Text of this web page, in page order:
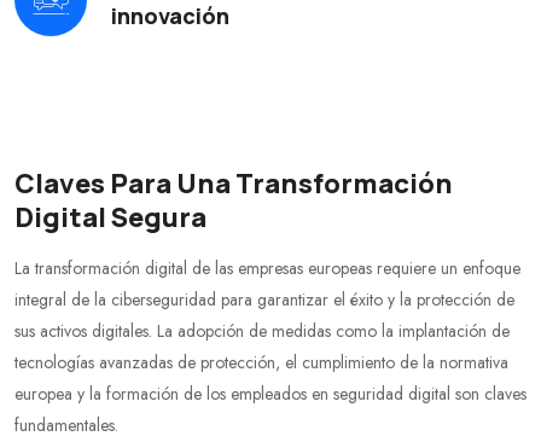
innovación
Claves Para Una Transformación
Digital Segura
La transformación digital de las empresas europeas requiere un enfoque
integral de la ciberseguridad para garantizar el éxito y la protección de
sus activos digitales. La adopción de medidas como la implantación de
tecnologías avanzadas de protección, el cumplimiento de la normativa
europea y la formación de los empleados en seguridad digital son claves
fundamentales.